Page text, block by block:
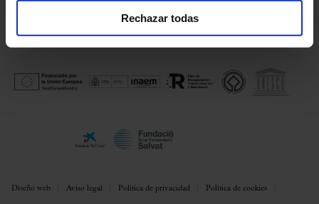
Rechazar todas
Diseño web Aviso legal Política de privacidad Política de cookies